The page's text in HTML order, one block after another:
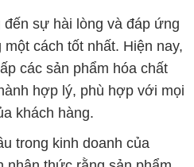
sự hài lòng và đáp ứng
cách tốt nhất. Hiện nay,
các sản phẩm hóa chất
hợp lý, phù hợp với mọi
khách hàng.
trong kinh doanh của